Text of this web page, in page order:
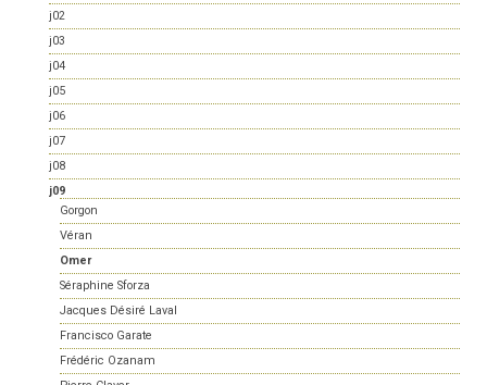
j02
j03
j04
j05
j06
j07
j08
j09
Gorgon
Véran
Omer
Séraphine Sforza
Jacques Désiré Laval
Francisco Garate
Frédéric Ozanam